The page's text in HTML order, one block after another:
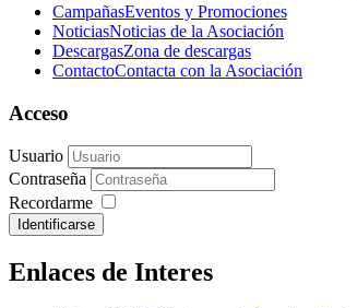
CampañasEventos y Promociones
NoticiasNoticias de la Asociación
DescargasZona de descargas
ContactoContacta con la Asociación
Acceso
Usuario
Contraseña
Recordarme
Identificarse
Enlaces de Interes